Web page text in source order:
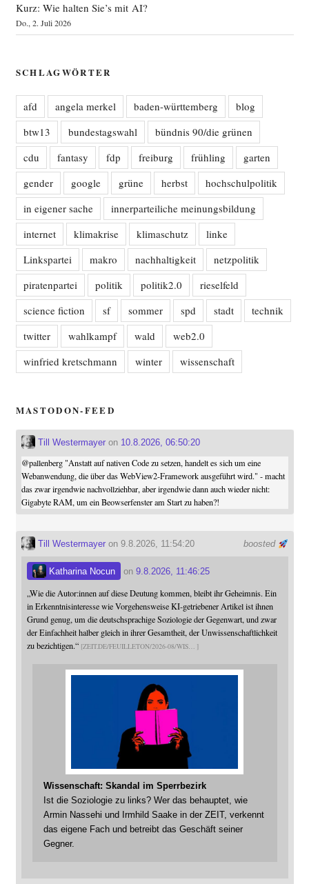
Kurz: Wie halten Sie’s mit AI?
Do., 2. Juli 2026
SCHLAGWÖRTER
afd angela merkel baden-württemberg
blog
btw13
bundestagswahl
bündnis 90/die grünen
cdu
fantasy fdp freiburg frühling
garten
gender
google grüne herbst
hochschulpolitik
in eigener sache
innerparteiliche meinungsbildung
internet
klimakrise klimaschutz
linke
Linkspartei
makro nachhaltigkeit
netzpolitik
piratenpartei
politik politik2.0
rieselfeld
science fiction
sf sommer spd stadt
technik
twitter
wahlkampf wald
web2.0
winfried kretschmann
winter wissenschaft
MASTODON-FEED
Till Westermayeron 10.8.2026, 06:50:20
@pallenberg"Anstatt auf nativen Code zu setzen, handelt es sich um eine
Webanwendung, die über das WebView2-Framework ausgeführt wird." - macht
das zwar irgendwie nachvollziehbar, aber irgendwie dann auch wieder nicht:
Gigabyte RAM, um ein Beowserfenster am Start zu haben?!
boosted
Till Westermayeron 9.8.2026, 11:54:20
Katharina Nocun on 9.8.2026, 11:46:25
„Wie die Autor:innen auf diese Deutung kommen, bleibt ihr Geheimnis. Ein
in Erkenntnisinteresse wie Vorgehensweise KI-getriebener Artikel ist ihnen
Grund genug, um die deutschsprachige Soziologie der Gegenwart, und zwar
der Einfachheit halber gleich in ihrer Gesamtheit, der Unwissenschaftlichkeit
zu bezichtigen.“ ZEIT.DE/FEUILLETON/2026-08/WIS
Wissenschaft: Skandal im Sperrbezirk
Ist die Soziologie zu links? Wer das behauptet, wie
Armin Nassehi und Irmhild Saake in der ZEIT, verkennt
das eigene Fach und betreibt das Geschäft seiner
Gegner.